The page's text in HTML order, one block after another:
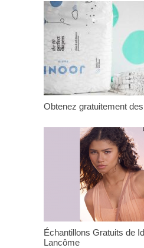
Obtenez gratuitement
Échantillons Gratuits de
Lancôme